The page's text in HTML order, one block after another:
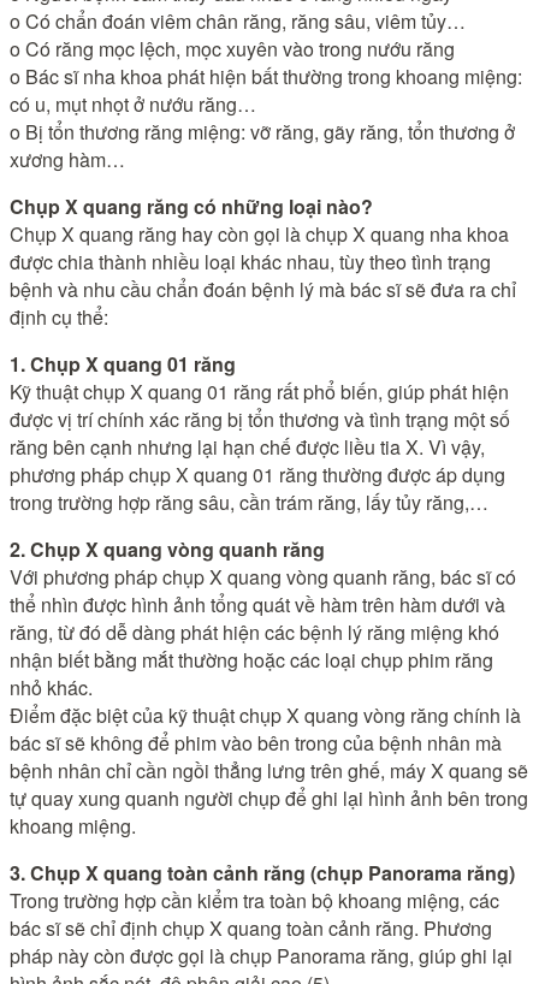
o Có chẩn đoán viêm chân răng, răng sâu, viêm tủy…
o Có răng mọc lệch, mọc xuyên vào trong nướu răng
o Bác sĩ nha khoa phát hiện bất thường trong khoang miệng:
có u, mụt nhọt ở nướu răng…
o Bị tổn thương răng miệng: vỡ răng, gãy răng, tổn thương ở
xương hàm…
Chụp X quang răng có những loại nào?
Chụp X quang răng hay còn gọi là chụp X quang nha khoa
được chia thành nhiều loại khác nhau, tùy theo tình trạng
bệnh và nhu cầu chẩn đoán bệnh lý mà bác sĩ sẽ đưa ra chỉ
định cụ thể:
1. Chụp X quang 01 răng
Kỹ thuật chụp X quang 01 răng rất phổ biến, giúp phát hiện
được vị trí chính xác răng bị tổn thương và tình trạng một số
răng bên cạnh nhưng lại hạn chế được liều tia X. Vì vậy,
phương pháp chụp X quang 01 răng thường được áp dụng
trong trường hợp răng sâu, cần trám răng, lấy tủy răng,…
2. Chụp X quang vòng quanh răng
Với phương pháp chụp X quang vòng quanh răng, bác sĩ có
thể nhìn được hình ảnh tổng quát về hàm trên hàm dưới và
răng, từ đó dễ dàng phát hiện các bệnh lý răng miệng khó
nhận biết bằng mắt thường hoặc các loại chụp phim răng
nhỏ khác.
Điểm đặc biệt của kỹ thuật chụp X quang vòng răng chính là
bác sĩ sẽ không để phim vào bên trong của bệnh nhân mà
bệnh nhân chỉ cần ngồi thẳng lưng trên ghế, máy X quang sẽ
tự quay xung quanh người chụp để ghi lại hình ảnh bên trong
khoang miệng.
3. Chụp X quang toàn cảnh răng (chụp Panorama răng)
Trong trường hợp cần kiểm tra toàn bộ khoang miệng, các
bác sĩ sẽ chỉ định chụp X quang toàn cảnh răng. Phương
pháp này còn được gọi là chụp Panorama răng, giúp ghi lại